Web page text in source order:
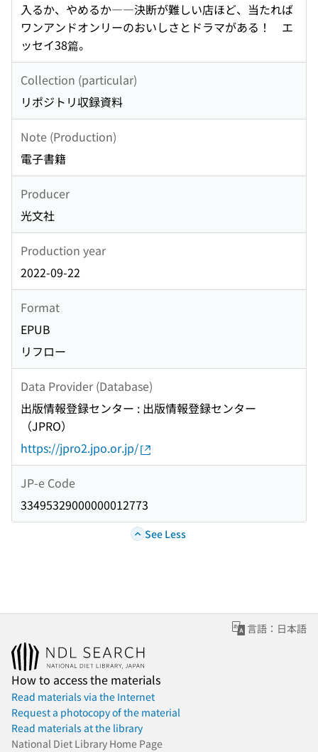
入るか、やめるか――決断が難しい店ほど、当たれば
ワンアンドオンリーのおいしさとドラマがある！ エ
ッセイ38篇。
Collection (particular)
リポジトリ収録資料
Note (Production)
電子書籍
Producer
光文社
Production year
2022-09-22
Format
EPUB
リフロー
Data Provider (Database)
出版情報登録センター : 出版情報登録センター
（JPRO）
https://jpro2.jpo.or.jp/
JP-e Code
33495329000000012773
See Less
言語：日本語
How to access the materials
Read materials via the Internet
Request a photocopy of the material
Read materials at the library
National Diet Library Home Page